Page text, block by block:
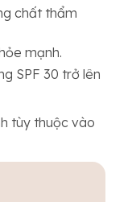
chất thẩm
mạnh.
SPF 30 trở lên
tùy thuộc vào